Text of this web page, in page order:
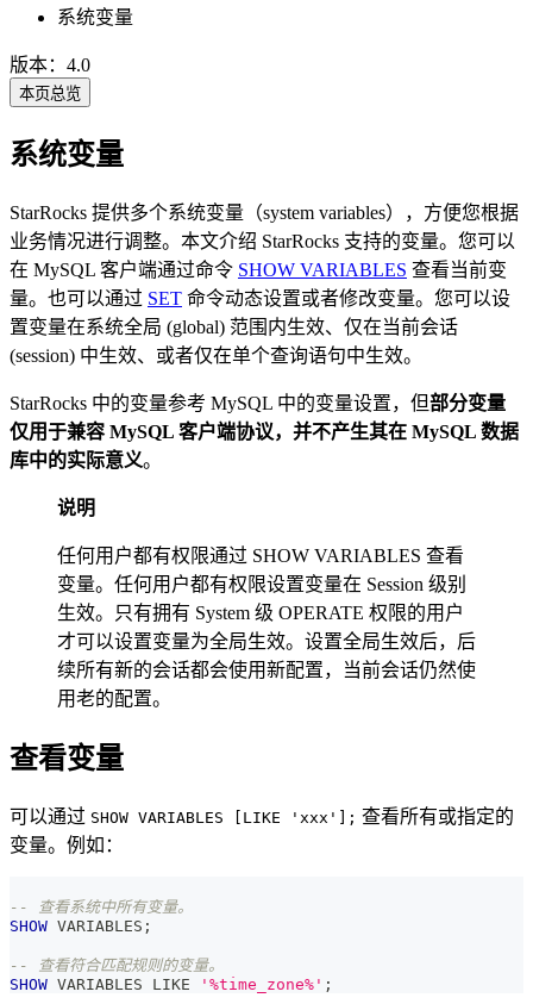
系统变量
版本：4.0
本页总览
系统变量
StarRocks 提供多个系统变量（system variables），方便您根据
业务情况进行调整。本文介绍 StarRocks 支持的变量。您可以
在 MySQL 客户端通过命令 SHOW VARIABLES 查看当前变
量。也可以通过 SET 命令动态设置或者修改变量。您可以设
置变量在系统全局 (global) 范围内生效、仅在当前会话
(session) 中生效、或者仅在单个查询语句中生效。
StarRocks 中的变量参考 MySQL 中的变量设置，但部分变量
仅用于兼容 MySQL 客户端协议，并不产生其在 MySQL 数据
库中的实际意义。
说明
任何用户都有权限通过 SHOW VARIABLES 查看
变量。任何用户都有权限设置变量在 Session 级别
生效。只有拥有 System 级 OPERATE 权限的用户
才可以设置变量为全局生效。设置全局生效后，后
续所有新的会话都会使用新配置，当前会话仍然使
用老的配置。
查看变量
可以通过 SHOW VARIABLES [LIKE 'xxx']; 查看所有或指定的
变量。例如：
-- 查看系统中所有变量。
SHOW VARIABLES ;
-- 查看符合匹配规则的变量。
SHOW VARIABLES LIKE '%time_zone%' ;